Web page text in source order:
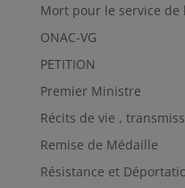
Mort pour le service de
ONAC-VG
PETITION
Premier Ministre
Récits de vie ,
Remise de Médaille
Résistance et